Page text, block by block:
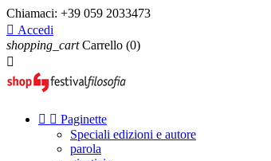
Chiamaci: +39 059 2033473
 Accedi
shopping_cart Carrello (0)

  Paginette
Speciali edizioni e autore
parola